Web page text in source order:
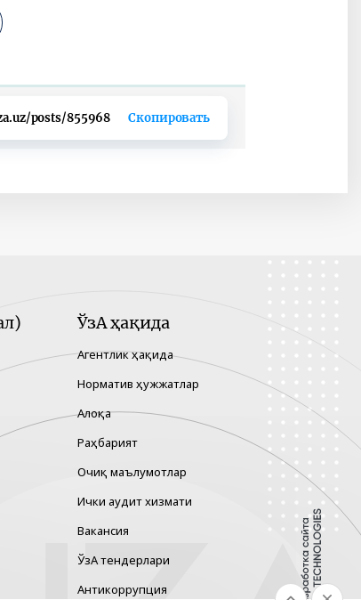
posts/855968 Скопировать
ЎзА ҳақида
Агентлик ҳақида
Норматив ҳужжатлар
Алоқа
Раҳбарият
Очиқ маълумотлар
Ички аудит хизмати
Вакансия
ЎзА тендерлари
Антикоррупция